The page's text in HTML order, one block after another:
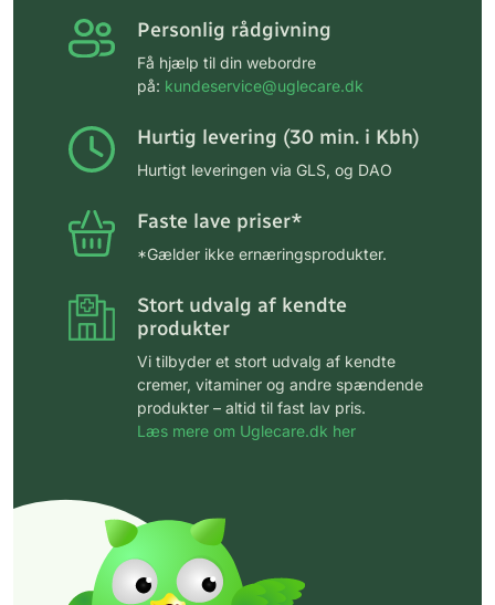
Personlig rådgivning
Få hjælp til din webordre
på: kundeservice@uglecare.dk
Hurtig levering (30 min. i Kbh)
Hurtigt leveringen via GLS, og DAO
Faste lave priser*
*Gælder ikke ernæringsprodukter.
Stort udvalg af kendte
produkter
Vi tilbyder et stort udvalg af kendte
cremer, vitaminer og andre spændende
produkter – altid til fast lav pris.
Læs mere om Uglecare.dk her